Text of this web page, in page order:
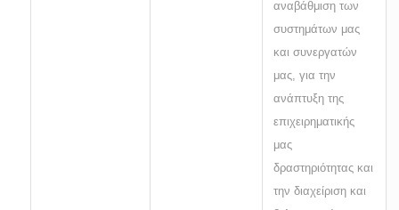
αναβάθμιση των
συστημάτων μας
και συνεργατών
μας, για την
ανάπτυξη της
επιχειρηματικής
μας
δραστηριότητας και
την διαχείριση και